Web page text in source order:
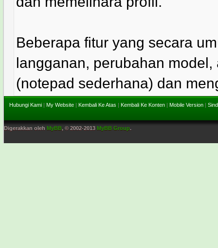
Beberapa fitur yang secara
langganan, perubahan
(notepad sederhana) dan
Hubungi Kami | My Website | Kembali Ke Atas | Kembali Ke Konten | Mobile Version |
Digerakkan oleh MyBB, © 2002-2013 MyBB Group.